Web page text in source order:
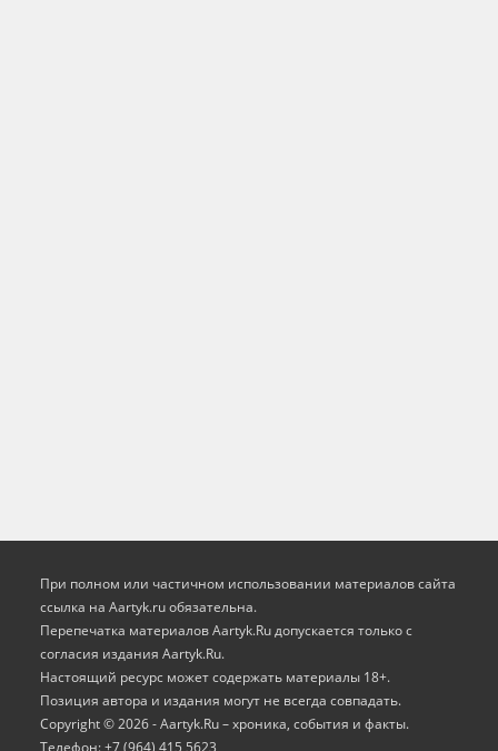
При полном или частичном использовании материалов сайта
ссылка на Aartyk.ru oбязательна.
Перепечатка материалов Aartyk.Ru допускается только с
согласия издания Aartyk.Ru.
Настоящий ресурс может содержать материалы 18+.
Позиция автора и издания могут не всегда совпадать.
Copyright © 2026 - Aartyk.Ru – хроника, события и факты.
Телефон: +7 (964) 415 5623